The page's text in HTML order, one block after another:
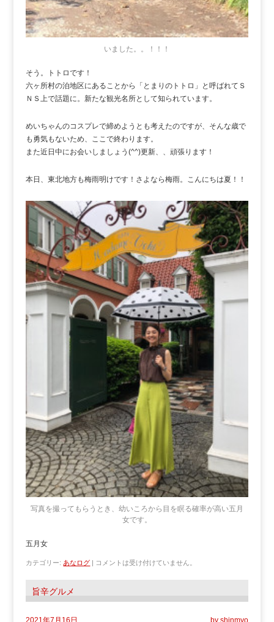
いました。。！！！
そう。トトロです！
六ヶ所村の泊地区にあることから「とまりのトトロ」と呼ばれてＳ
ＮＳ上で話題に。新たな観光名所として知られています。
めいちゃんのコスプレで締めようとも考えたのですが、そんな歳で
も勇気もないため、ここで終わります。
また近日中にお会いしましょう(^^)更新、、頑張ります！
本日、東北地方も梅雨明けです！さよなら梅雨。こんにちは夏！！
写真を撮ってもらうとき、幼いころから目を瞑る確率が高い五月
女です。
五月女
カテゴリー: あなログ コメントは受け付けていません。
旨辛グルメ